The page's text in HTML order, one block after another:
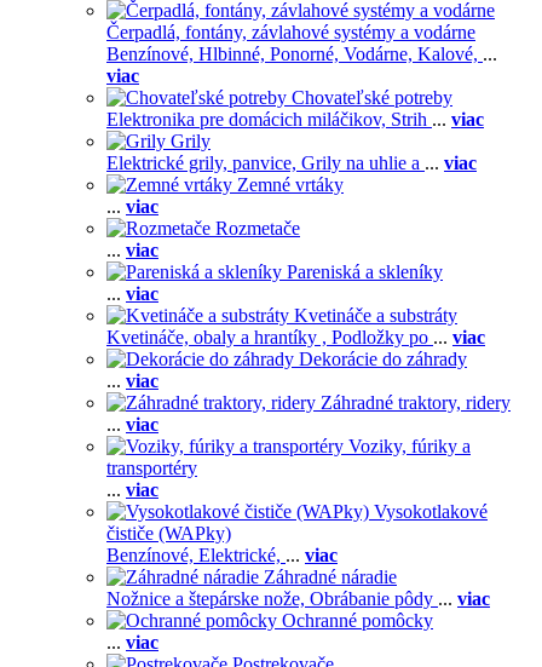
Čerpadlá, fontány, závlahové systémy a vodárne
Benzínové, Hlbinné, Ponorné, Vodárne, Kalové, ...
viac
Chovateľské potreby
Elektronika pre domácich miláčikov, Strih ... viac
Grily
Elektrické grily, panvice, Grily na uhlie a ... viac
Zemné vrtáky
... viac
Rozmetače
... viac
Pareniská a skleníky
... viac
Kvetináče a substráty
Kvetináče, obaly a hrantíky , Podložky po ... viac
Dekorácie do záhrady
... viac
Záhradné traktory, ridery
... viac
Voziky, fúriky a
transportéry
... viac
Vysokotlakové
čističe (WAPky)
Benzínové, Elektrické, ... viac
Záhradné náradie
Nožnice a štepárske nože, Obrábanie pôdy ... viac
Ochranné pomôcky
... viac